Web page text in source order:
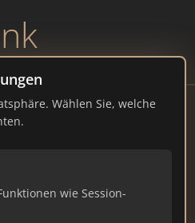
Wählen Sie, welche
wie Session-
GMBH